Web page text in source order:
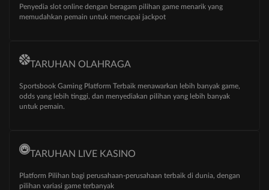
Penyedia slot online dengan beragam pilihan game menarik yang
memudahkan pemain untuk mencapai jackpot
TARUHAN OLAHRAGA
Sportsbook Gaming Platform Terbaik menawarkan lebih banyak game,
odds yang lebih tinggi, dan menyediakan pilihan yang lebih banyak
untuk pemain.
TARUHAN LIVE KASINO
Platform Pilihan bagi perusahaan-perusahaan terbaik di dunia, dengan
pilihan variasi game terbanyak